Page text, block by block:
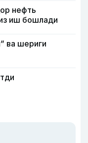
нефть
иш бошлади
ва шериги